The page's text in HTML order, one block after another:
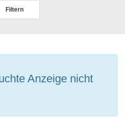
Filtern
Anzeige nicht